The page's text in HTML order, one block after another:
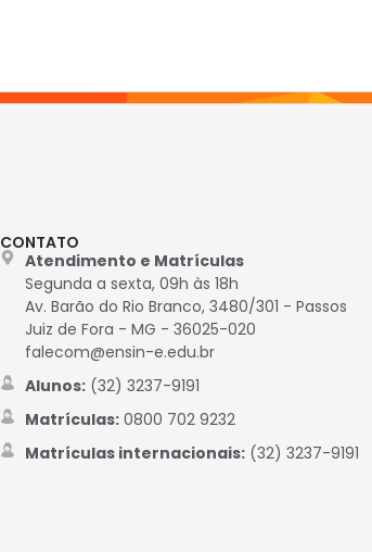
CONTATO
Atendimento e Matrículas
Segunda a sexta, 09h às 18h
Av. Barão do Rio Branco, 3480/301 - Passos
Juiz de Fora - MG - 36025-020
falecom@ensin-e.edu.br
Alunos:(32) 3237-9191
Matrículas:0800 702 9232
Matrículas internacionais:(32) 3237-9191